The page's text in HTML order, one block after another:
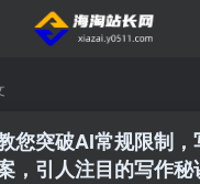
您突破AI常规限制，
，引人注目的写作